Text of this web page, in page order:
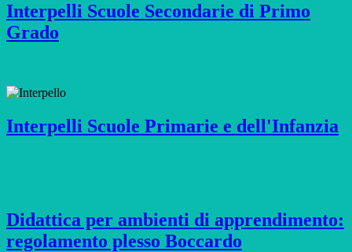
Interpelli Scuole Secondarie di Primo
Grado
Interpelli Scuole Primarie e dell'Infanzia
Didattica per ambienti di apprendimento:
regolamento plesso Boccardo